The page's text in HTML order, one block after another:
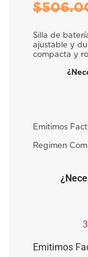
$
Silla de
ajustable y
compacta y
Emitimos
Regimen
Emitimos